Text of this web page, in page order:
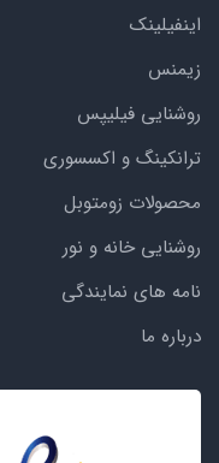
اینفیلینک
زیمنس
روشنایی فیلیپس
ترانکینگ و اکسسوری
محصولات زومتوبل
روشنایی خانه و نور
نامه های نمایندگی
درباره ما